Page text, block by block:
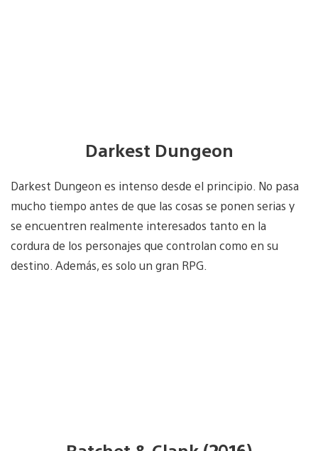
Darkest Dungeon
Darkest Dungeon es intenso desde el principio. No pasa
mucho tiempo antes de que las cosas se ponen serias y
se encuentren realmente interesados tanto en la
cordura de los personajes que controlan como en su
destino. Además, es solo un gran RPG.